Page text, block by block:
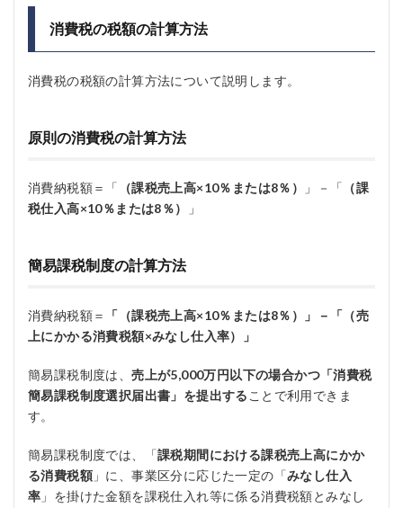
消費税の税額の計算方法
消費税の税額の計算方法について説明します。
原則の消費税の計算方法
消費納税額＝「 （課税売上高×10％または8％） 」－「 （課
税仕入高×10％または8％）
」
簡易課税制度の計算方法
消費納税額＝
「（課税売上高×10％または8％）」－「（売
上にかかる消費税額×みなし仕入率）」
簡易課税制度は、売上が5,000万円以下の場合かつ「消費税
簡易課税制度選択届出書」を提出する ことで利用できま
す。
簡易課税制度では、「課税期間における課税売上高にかか
る消費税額」に、事業区分に応じた一定の「みなし仕入
率 」を掛けた金額を課税仕入れ等に係る消費税額とみなし